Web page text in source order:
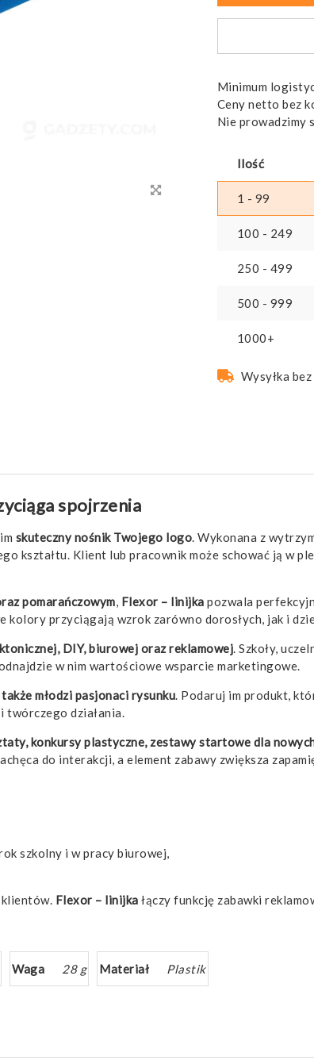
Minimum
Ceny netto bez
Nie prowadzimy
Ilość
1 - 99
100 - 249
250 - 499
500 - 999
1000+
Wysyłka
spojrzenia
skuteczny nośnik Twojego logo. Wykonana z
kształtu. Klient lub pracownik może schować ją w
pomarańczowym, Flexor – linijka pozwala
kolory przyciągają wzrok zarówno dorosłych, jak i
DIY, biurowej oraz reklamowej. Szkoły,
w nim wartościowe wsparcie marketingowe.
młodzi pasjonaci rysunku. Podaruj im produkt,
twórczego działania.
konkursy plastyczne, zestawy startowe dla
do interakcji, a element zabawy zwiększa
szkolny i w pracy biurowej,
klientów. Flexor – linijka łączy funkcję zabawki
Waga 28 g Materiał Plastik